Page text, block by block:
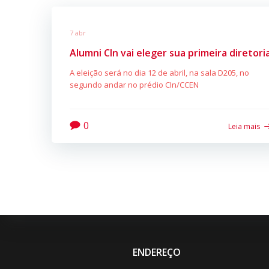
7 abr
Alumni CIn vai eleger sua primeira
A eleição será no dia 12 de abril, na sala D205, no
segundo andar no prédio CIn/CCEN
0 Leia mais
ENDEREÇO